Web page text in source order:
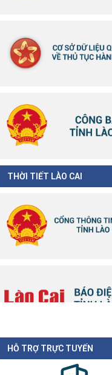
THỜI TIẾT LÀO CAI
HỖ TRỢ TRỰC TUYẾN